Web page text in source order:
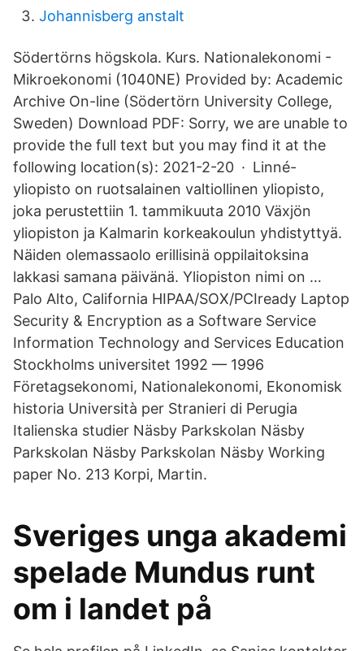
Johannisberg anstalt
Södertörns högskola. Kurs. Nationalekonomi -
Mikroekonomi (1040NE) Provided by: Academic
Archive On-line (Södertörn University College,
Sweden) Download PDF: Sorry, we are unable to
provide the full text but you may find it at the
following location(s): 2021-2-20 · Linné-
yliopisto on ruotsalainen valtiollinen yliopisto,
joka perustettiin 1. tammikuuta 2010 Växjön
yliopiston ja Kalmarin korkeakoulun yhdistyttyä.
Näiden olemassaolo erillisinä oppilaitoksina
lakkasi samana päivänä. Yliopiston nimi on …
Palo Alto, California HIPAA/SOX/PCIready Laptop
Security & Encryption as a Software Service
Information Technology and Services Education
Stockholms universitet 1992 — 1996
Företagsekonomi, Nationalekonomi, Ekonomisk
historia Università per Stranieri di Perugia
Italienska studier Näsby Parkskolan Näsby
Parkskolan Näsby Parkskolan Näsby Working
paper No. 213 Korpi, Martin.
Sveriges unga akademi
spelade Mundus runt
om i landet på